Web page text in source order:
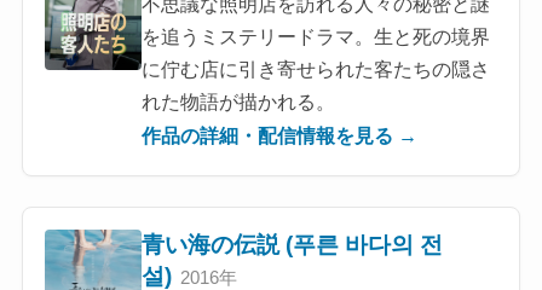
を追うミステリードラマ。生と死の境界
に佇む店に引き寄せられた客たちの隠さ
れた物語が描かれる。
作品の詳細・配信情報を見る →
青い海の伝説 (푸른 바다의 전
설) 2016年